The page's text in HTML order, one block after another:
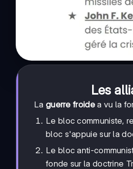
Les
La guerre froidea vu la
Le bloc communiste,
bloc s'appuie sur la
Le bloc anti-
fonde sur la doctrine